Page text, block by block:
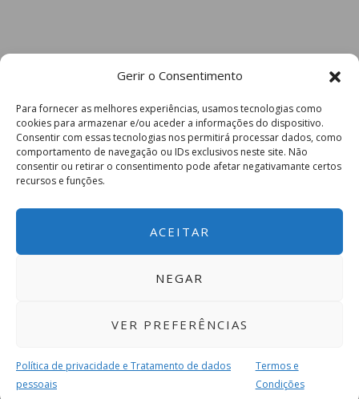
Gerir o Consentimento
Para fornecer as melhores experiências, usamos tecnologias como
cookies para armazenar e/ou aceder a informações do dispositivo.
Consentir com essas tecnologias nos permitirá processar dados, como
comportamento de navegação ou IDs exclusivos neste site. Não
consentir ou retirar o consentimento pode afetar negativamante certos
recursos e funções.
ACEITAR
NEGAR
VER PREFERÊNCIAS
Política de privacidade e Tratamento de dados
pessoais
Termos e
Condições